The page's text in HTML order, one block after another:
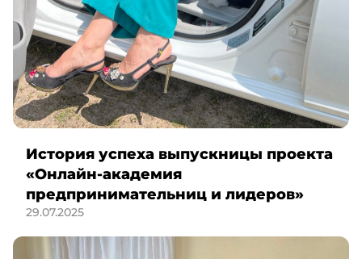
История успеха выпускницы проекта
«Онлайн-академия
предпринимательниц и лидеров»
29.07.2025